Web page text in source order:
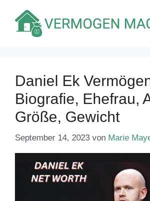
Inhalt
springen
Daniel Ek
Biografie, Ehefrau,
Größe, Gewicht
September 14, 2023 von Marie